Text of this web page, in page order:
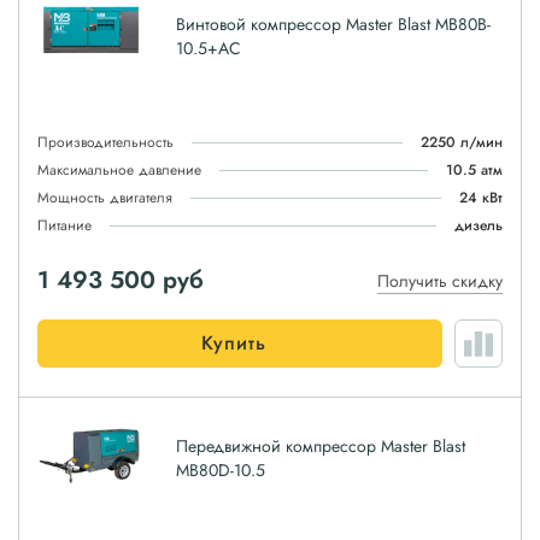
Винтовой компрессор Master Blast MB80B-
10.5+AC
Производительность
2250 л/мин
Максимальное давление
10.5 атм
Мощность двигателя
24 кВт
Питание
дизель
1 493 500 руб Получить скидку
Купить
Передвижной компрессор Master Blast
MB80D-10.5